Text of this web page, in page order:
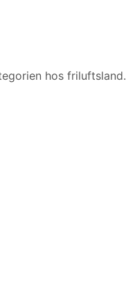
hos friluftsland.